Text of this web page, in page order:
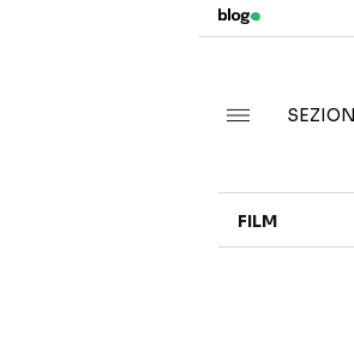
FILM